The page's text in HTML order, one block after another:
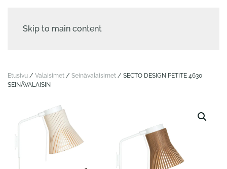
Skip to main content
Etusivu / Valaisimet / Seinä­valaisimet / SECTO DESIGN PETITE 4630
SEINÄVALAISIN